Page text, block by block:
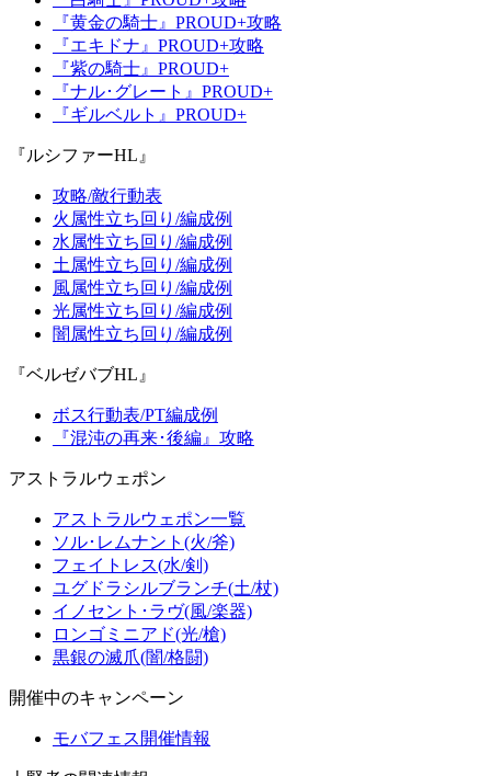
『黄金の騎士』PROUD+攻略
『エキドナ』PROUD+攻略
『紫の騎士』PROUD+
『ナル･グレート』PROUD+
『ギルベルト』PROUD+
『ルシファーHL』
攻略/敵行動表
火属性立ち回り/編成例
水属性立ち回り/編成例
土属性立ち回り/編成例
風属性立ち回り/編成例
光属性立ち回り/編成例
闇属性立ち回り/編成例
『ベルゼバブHL』
ボス行動表/PT編成例
『混沌の再来･後編』攻略
アストラルウェポン
アストラルウェポン一覧
ソル･レムナント(火/斧)
フェイトレス(水/剣)
ユグドラシルブランチ(土/杖)
イノセント･ラヴ(風/楽器)
ロンゴミニアド(光/槍)
黒銀の滅爪(闇/格闘)
開催中のキャンペーン
モバフェス開催情報